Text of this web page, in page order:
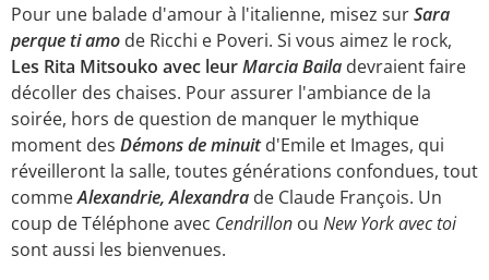
Pour une balade d'amour à l'italienne, misez surSara
perque ti amo de Ricchi e Poveri. Si vous aimez le rock,
Les Rita Mitsouko avec leurMarcia Baila devraient faire
décoller des chaises. Pour assurer l'ambiance de la
soirée, hors de question de manquer le mythique
moment des Démons de minuit d'Emile et Images, qui
réveilleront la salle, toutes générations confondues, tout
commeAlexandrie, Alexandra de Claude François. Un
coup de Téléphone avec Cendrillon ou New York avec toi
sont aussi les bienvenues.